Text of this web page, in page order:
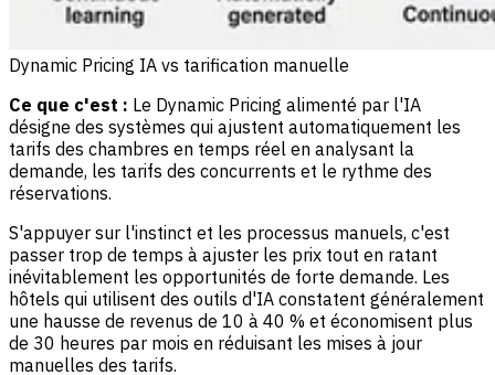
Dynamic Pricing IA vs tarification manuelle
Ce que c'est : Le Dynamic Pricing alimenté par l'IA
désigne des systèmes qui ajustent automatiquement les
tarifs des chambres en temps réel en analysant la
demande, les tarifs des concurrents et le rythme des
réservations.
S'appuyer sur l'instinct et les processus manuels, c'est
passer trop de temps à ajuster les prix tout en ratant
inévitablement les opportunités de forte demande. Les
hôtels qui utilisent des outils d'IA constatent généralement
une hausse de revenus de 10 à 40 % et économisent plus
de 30 heures par mois en réduisant les mises à jour
manuelles des tarifs.